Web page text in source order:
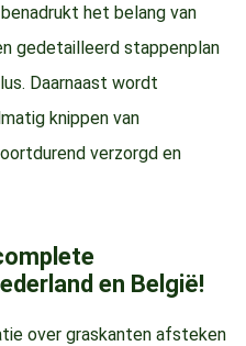
het belang van
gedetailleerd stappenplan
Daarnaast wordt
knippen van
verzorgd en
en België!
over graskanten afsteken